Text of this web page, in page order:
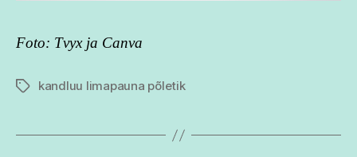
Foto: Tvyx ja Canva
Tagskandluu limapauna põletik